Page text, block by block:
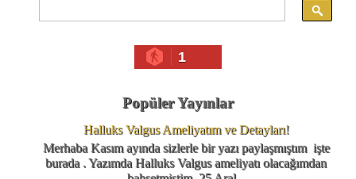
1
Popüler Yayınlar
Halluks Valgus Ameliyatım ve Detayları!
Merhaba Kasım ayında sizlerle bir yazı paylaşmıştım işte
burada . Yazımda Halluks Valgus ameliyatı olacağımdan